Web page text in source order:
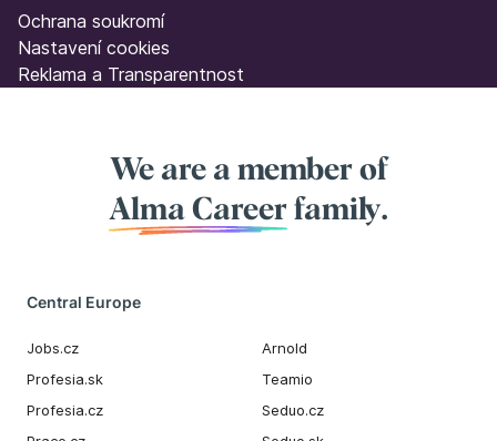
Ochrana soukromí
Nastavení cookies
Reklama a Transparentnost
We are a member of
Alma Career family.
Central Europe
Jobs.cz
Profesia.sk
Profesia.cz
Arnold
Teamio
Seduo.cz